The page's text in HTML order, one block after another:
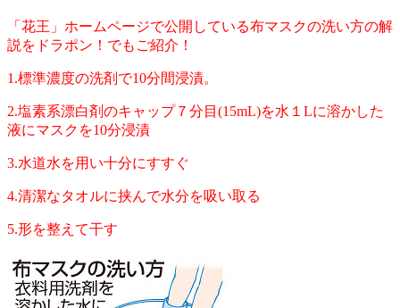
「花王」ホームページで公開している布マスクの洗い方の解
説をドラポン！でもご紹介！
1.標準濃度の洗剤で10分間浸漬。
2.塩素系漂白剤のキャップ７分目(15mL)を水１Lに溶かした
液にマスクを10分浸漬
3.水道水を用い十分にすすぐ
4.清潔なタオルに挟んで水分を吸い取る
5.形を整えて干す